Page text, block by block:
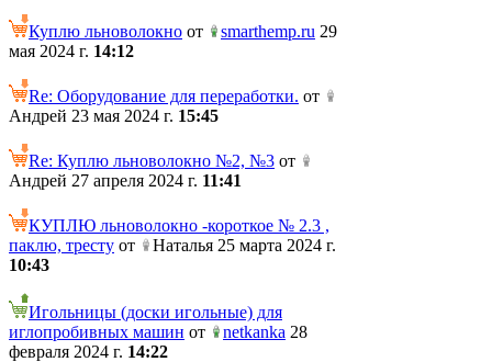
Куплю льноволокно от smarthemp.ru 29
мая 2024 г. 14:12
Re: Оборудование для переработки. от
Андрей 23 мая 2024 г. 15:45
Re: Куплю льноволокно №2, №3 от
Андрей 27 апреля 2024 г. 11:41
КУПЛЮ льноволокно -короткое № 2.3 ,
паклю, тресту от
Наталья 25 марта 2024 г.
10:43
Игольницы (доски игольные) для
иглопробивных машин от netkanka 28
февраля 2024 г. 14:22